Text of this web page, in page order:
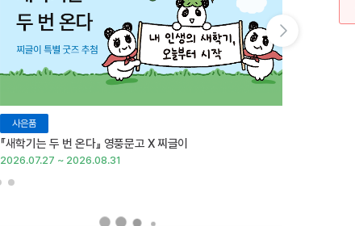
사은품
『새학기는 두 번 온다』 영풍문고 X 찌글이
2026.07.27 ~ 2026.08.31